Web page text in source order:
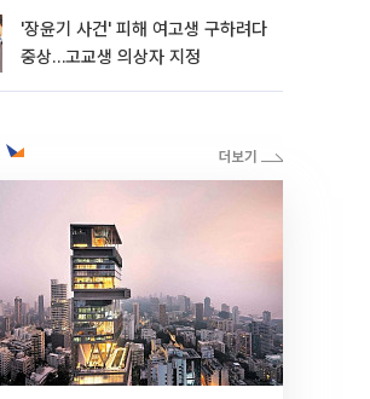
'장윤기 사건' 피해 여고생 구하려다
중상…고교생 의상자 지정